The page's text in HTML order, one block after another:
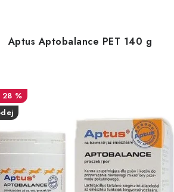
Aptus Aptobalance PET 140 g
28 %